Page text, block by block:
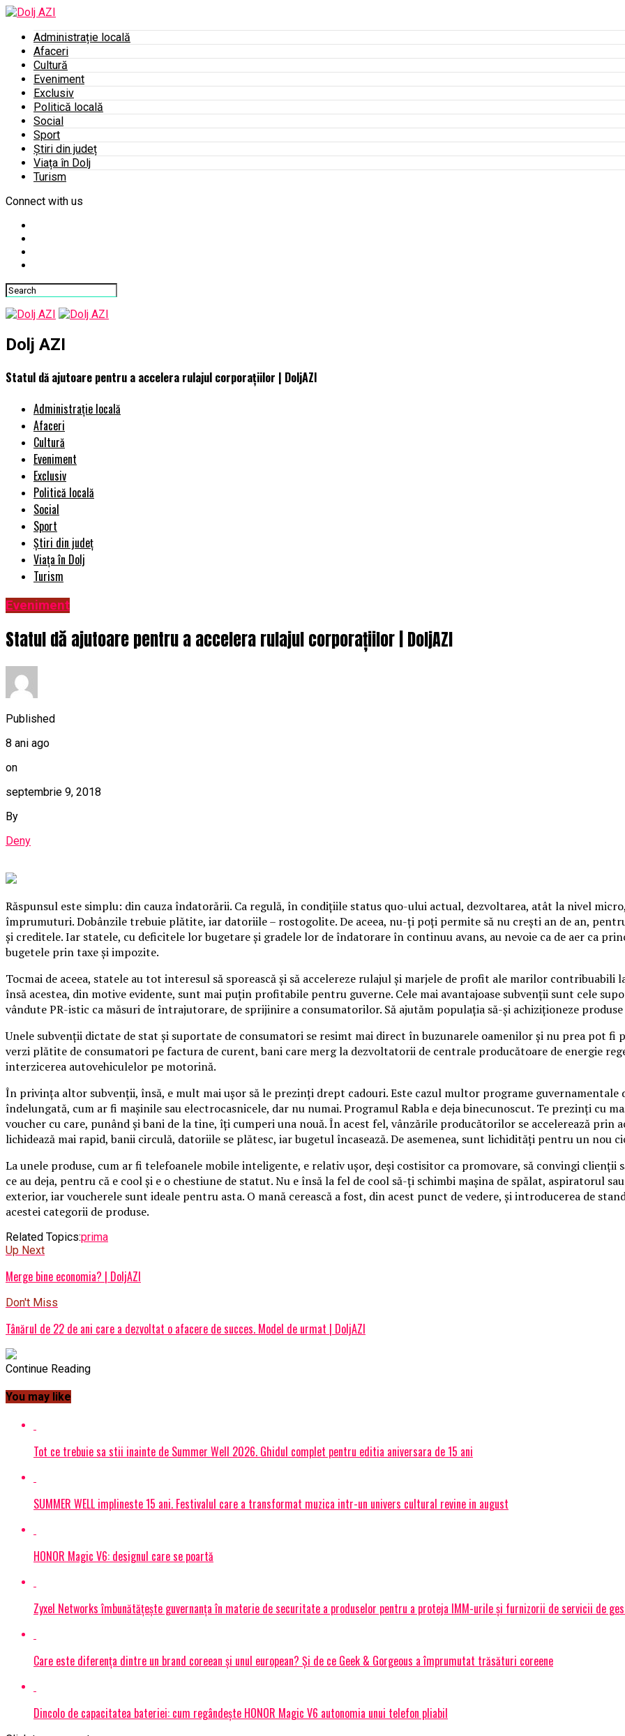
Administrație locală
Afaceri
Cultură
Eveniment
Exclusiv
Politică locală
Social
Sport
Știri din județ
Viața în Dolj
Turism
Connect with us
Dolj AZI
Statul dă ajutoare pentru a accelera rulajul corporațiilor | DoljAZI
Administrație locală
Afaceri
Cultură
Eveniment
Exclusiv
Politică locală
Social
Sport
Știri din județ
Viața în Dolj
Turism
Eveniment
Statul dă ajutoare pentru a accelera rulajul corporațiilor | DoljAZI
Published
8 ani ago
on
septembrie 9, 2018
By
Deny
Răspunsul este simplu: din cauza îndatorării. Ca regulă, în condiţiile status quo-ului actual, dezvoltarea, atât la nivel
împrumuturi. Dobânzile trebuie plătite, iar datoriile – rostogolite. De aceea, nu-ţi poţi permite să nu creşti an de an,
şi creditele. Iar statele, cu deficitele lor bugetare şi gradele lor de îndatorare în continuu avans, au nevoie ca de aer ca
bugetele prin taxe şi impozite.
Tocmai de aceea, statele au tot interesul să sporească şi să accelereze rulajul şi marjele de profit ale marilor contribuabili
însă acestea, din motive evidente, sunt mai puţin profitabile pentru guverne. Cele mai avantajoase subvenţii sunt cele
vândute PR-istic ca măsuri de întrajutorare, de sprijinire a consumatorilor. Să ajutăm populaţia să-şi achiziţioneze
Unele subvenţii dictate de stat şi suportate de consumatori se resimt mai direct în buzunarele oamenilor şi nu prea pot
verzi plătite de consumatori pe factura de curent, bani care merg la dezvoltatorii de centrale producătoare de energie
interzicerea autovehiculelor pe motorină.
În privinţa altor subvenţii, însă, e mult mai uşor să le prezinţi drept cadouri. Este cazul multor programe guvernamentale
îndelungată, cum ar fi maşinile sau electrocasnicele, dar nu numai. Programul Rabla e deja binecunoscut. Te prezinţi cu
voucher cu care, punând şi bani de la tine, îţi cumperi una nouă. În acest fel, vânzările producătorilor se accelerează prin
lichidează mai rapid, banii circulă, datoriile se plătesc, iar bugetul încasează. De asemenea, sunt lichidităţi pentru un nou
La unele produse, cum ar fi telefoanele mobile inteligente, e relativ uşor, deşi costisitor ca promovare, să convingi clienţii
ce au deja, pentru că e cool şi e o chestiune de statut. Nu e însă la fel de cool să-ţi schimbi maşina de spălat, aspiratorul
exterior, iar voucherele sunt ideale pentru asta. O mană cerească a fost, din acest punct de vedere, şi introducerea de
acestei categorii de produse.
Related Topics:prima
Up Next
Merge bine economia? | DoljAZI
Don't Miss
Tânărul de 22 de ani care a dezvoltat o afacere de succes. Model de urmat | DoljAZI
Continue Reading
You may like
Tot ce trebuie sa stii inainte de Summer Well 2026. Ghidul complet pentru editia aniversara de 15 ani
SUMMER WELL implineste 15 ani. Festivalul care a transformat muzica intr-un univers cultural revine in august
HONOR Magic V6: designul care se poartă
Zyxel Networks îmbunătățește guvernanța în materie de securitate a produselor pentru a proteja IMM-urile și furnizorii de servicii de
Care este diferența dintre un brand coreean și unul european? Și de ce Geek & Gorgeous a împrumutat trăsături coreene
Dincolo de capacitatea bateriei: cum regândește HONOR Magic V6 autonomia unui telefon pliabil